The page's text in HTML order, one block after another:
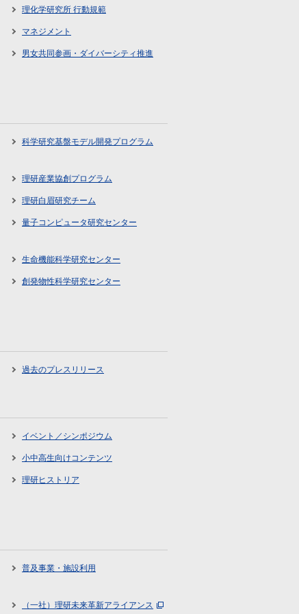
理化学研究所 行動規範
マネジメント
男女共同参画・ダイバーシティ推進
科学研究基盤モデル開発プログラム
理研産業協創プログラム
理研白眉研究チーム
量子コンピュータ研究センター
生命機能科学研究センター
創発物性科学研究センター
過去のプレスリリース
イベント／シンポジウム
小中高生向けコンテンツ
理研ヒストリア
普及事業・施設利用
（一社）理研未来革新アライアンス